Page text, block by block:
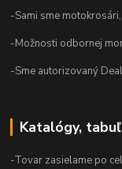
-Sami sme
-Možnosti odbornej
-Sme autorizovaný
Katalógy,
-Tovar zasielame po